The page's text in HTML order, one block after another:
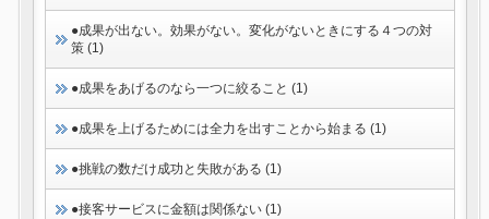
●成果が出ない。効果がない。変化がないときにする４つの対
策 (1)
●成果をあげるのなら一つに絞ること (1)
●成果を上げるためには全力を出すことから始まる (1)
●挑戦の数だけ成功と失敗がある (1)
●接客サービスに金額は関係ない (1)